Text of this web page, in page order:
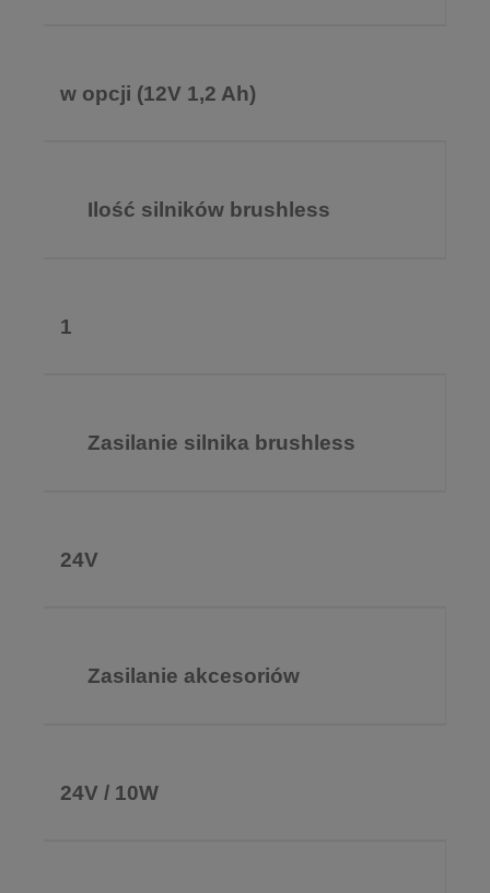
w opcji (12V 1,2 Ah)
Ilość silników brushless
1
Zasilanie silnika brushless
24V
Zasilanie akcesoriów
24V / 10W